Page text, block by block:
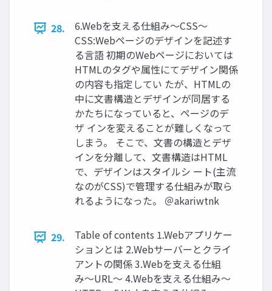
28.
6.Webを⽀える仕組み〜CSS〜
CSS:Webページのデザインを記述す
る⾔語 初期のWebページにおいては
HTMLのタグや属性にてデザイン関係
の内容も指定してい たが、HTMLの
中に⽂書構造とデザインが同居する
かたちになっていると、ページのデ
ザ インを変えることが難しくなって
しまう。 そこで、⽂書の構造とデザ
インを分離して、⽂書構造はHTML
で、デザインはスタイルシ ート(主流
なのがCSS)で管理する仕組みが取ら
れるようになった。 ＠akariwtnk
29.
Table of contents 1.Webアプリケー
ションとは 2.Webサーバーとクライ
アントの関係 3.Webを⽀える仕組
み〜URL〜 4.Webを⽀える仕組み〜